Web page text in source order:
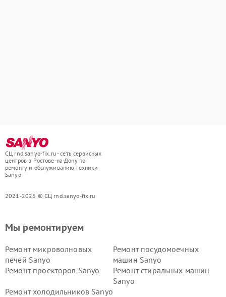
СЦ rnd.sanyo-fix.ru - сеть сервисных
центров в Ростове-на-Дону по
ремонту и обслуживанию техники
Sanyo
2021-2026 © СЦ rnd.sanyo-fix.ru
Мы ремонтируем
Ремонт микроволновых
печей Sanyo
Ремонт посудомоечных
машин Sanyo
Ремонт проекторов Sanyo
Ремонт стиральных машин
Sanyo
Ремонт холодильников Sanyo